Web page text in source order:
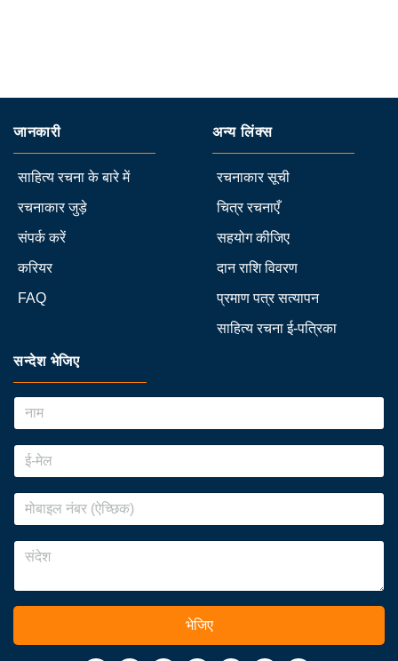
जानकारी
साहित्य रचना के बारे में
रचनाकार जुड़े
संपर्क करें
करियर
FAQ
अन्य लिंक्स
रचनाकार सूची
चित्र रचनाएँ
सहयोग कीजिए
दान राशि विवरण
प्रमाण पत्र सत्यापन
साहित्य रचना ई-पत्रिका
सन्देश भेजिए
भेजिए